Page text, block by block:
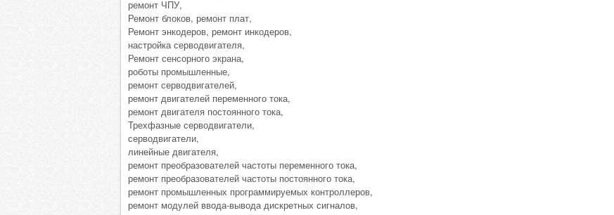
ремонт ЧПУ,
Ремонт блоков, ремонт плат,
Ремонт энкодеров, ремонт инкодеров,
настройка серводвигателя,
Ремонт сенсорного экрана,
роботы промышленные,
ремонт серводвигателей,
ремонт двигателей переменного тока,
ремонт двигателя постоянного тока,
Трехфазные серводвигатели,
серводвигатели,
линейные двигателя,
ремонт преобразователей частоты переменного тока,
ремонт преобразователей частоты постоянного тока,
ремонт промышленных программируемых контроллеров,
ремонт модулей ввода-вывода дискретных сигналов,